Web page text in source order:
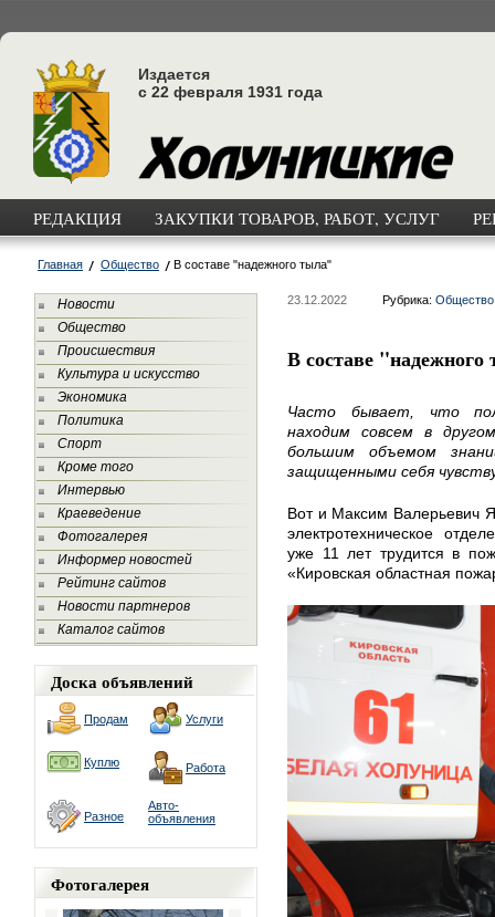
Издается
с 22 февраля 1931 года
РЕДАКЦИЯ ЗАКУПКИ ТОВАРОВ, РАБОТ, УСЛУГ
Главная Общество В составе "надежного тыла"
Новости
Общество
Происшествия
Культура и искусство
Экономика
Политика
Спорт
Кроме того
Интервью
Краеведение
Фотогалерея
Информер новостей
Рейтинг сайтов
Новости партнеров
Каталог сайтов
Доска объявлений
Продам Услуги
Куплю Работа
Разное
Авто-
объявления
Фотогалерея
23.12.2022 Рубрика: Общество
В составе
Часто бывает, что
находим совсем в
большим объемом
защищенными себя
Вот и Максим Валерьевич
электротехническое
уже 11 лет трудится в
«Кировская областная